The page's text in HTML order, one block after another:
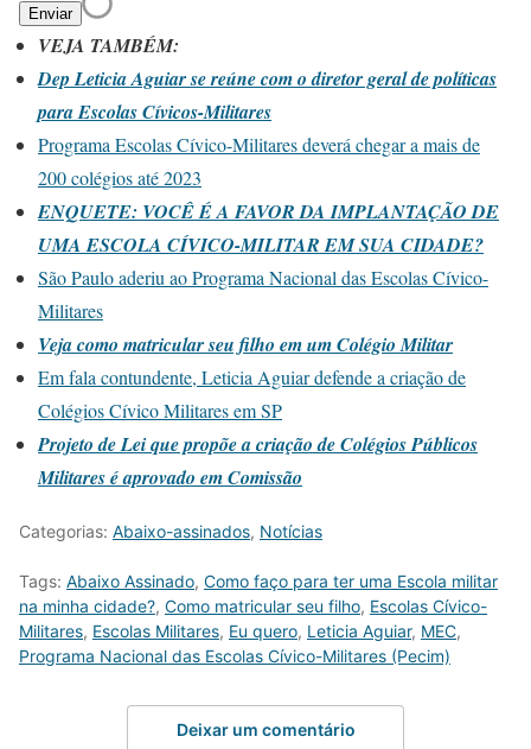
Enviar
VEJA TAMBÉM:
Dep Leticia Aguiar se reúne com o diretor geral de políticas
para Escolas Cívicos-Militares
Programa Escolas Cívico-Militares deverá chegar a mais de
200 colégios até 2023
ENQUETE: VOCÊ É A FAVOR DA IMPLANTAÇÃO DE
UMA ESCOLA CÍVICO-MILITAR EM SUA CIDADE?
São Paulo aderiu ao Programa Nacional das Escolas Cívico-
Militares
Veja como matricular seu filho em um Colégio Militar
Em fala contundente, Leticia Aguiar defende a criação de
Colégios Cívico Militares em SP
Projeto de Lei que propõe a criação de Colégios Públicos
Militares é aprovado em Comissão
Categorias: Abaixo-assinados, Notícias
Tags: Abaixo Assinado, Como faço para ter uma Escola militar
na minha cidade?, Como matricular seu filho, Escolas Cívico-
Militares, Escolas Militares, Eu quero, Leticia Aguiar, MEC,
Programa Nacional das Escolas Cívico-Militares (Pecim)
Deixar um comentário